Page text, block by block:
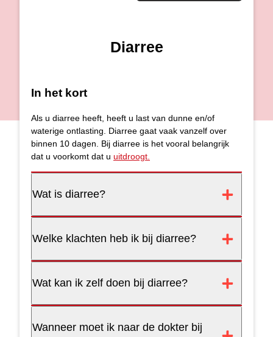
Diarree
In het kort
Als u diarree heeft, heeft u last van dunne en/of
waterige ontlasting. Diarree gaat vaak vanzelf over
binnen 10 dagen. Bij diarree is het vooral belangrijk
dat u voorkomt dat u uitdroogt.
Wat is diarree?
Welke klachten heb ik bij diarree?
Wat kan ik zelf doen bij diarree?
Wanneer moet ik naar de dokter bij